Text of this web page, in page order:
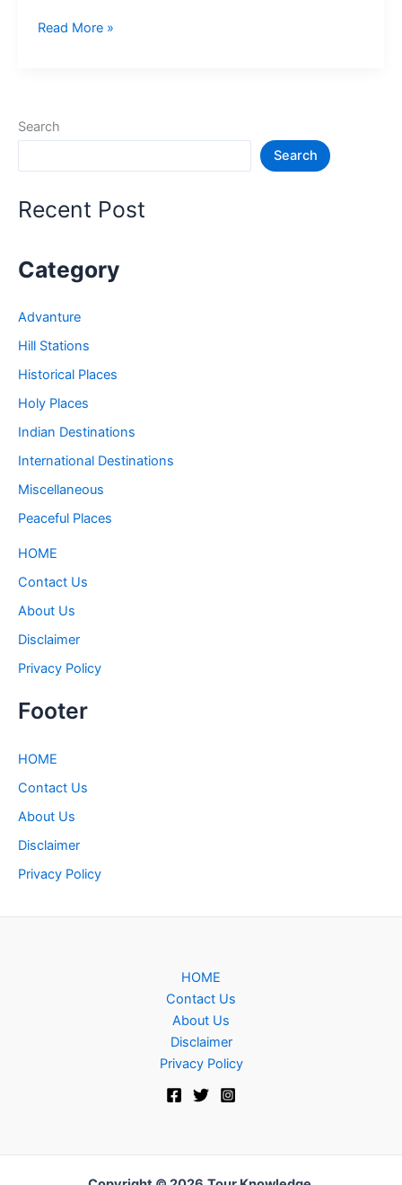
15+
जगह
in
Read More »
Search
Search
Recent Post
Category
Advanture
Hill Stations
Historical Places
Holy Places
Indian Destinations
International Destinations
Miscellaneous
Peaceful Places
HOME
Contact Us
About Us
Disclaimer
Privacy Policy
Footer
HOME
Contact Us
About Us
Disclaimer
Privacy Policy
HOME
Contact Us
About Us
Disclaimer
Privacy Policy